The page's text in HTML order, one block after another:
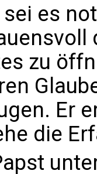
sei es
zu
Er
die